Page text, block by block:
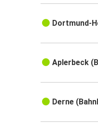
Dortmund-
Aplerbeck
Derne